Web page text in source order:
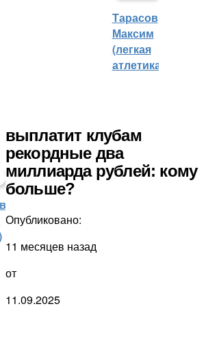
Тарасов
Максим
(легкая
атлетика)
выплатит клубам
рекордные два
миллиарда рублей: кому
больше?
Опубликовано:
11 месяцев назад
от
11.09.2025